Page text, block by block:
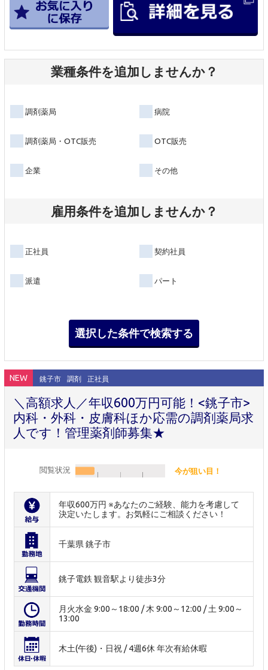
業種条件を追加しませんか？
調剤薬局 病院
調剤薬局・OTC販売 OTC販売
企業 その他
雇用条件を追加しませんか？
正社員 契約社員
派遣 パート
NEW 銚子市 調剤 正社員
＼高額求人／年収600万円可能！<銚子市>
内科・外科・皮膚科ほか応需の調剤薬局求
人です！管理薬剤師募集★
閲覧状況 今が狙い目！
年収600万円 ※あなたのご経験、能力を考慮して
決定いたします。お気軽にご相談ください！
千葉県 銚子市
銚子電鉄 観音駅より徒歩3分
月火水金 9:00～18:00 / 木 9:00～12:00 / 土 9:00～
13:00
木土(午後)・日祝 / 4週6休 年次有給休暇